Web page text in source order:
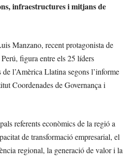
infraestructures i mitjans de
Manzano, recent protagonista de
figura entre els 25 líders
l’Amèrica Llatina segons l’informe
Coordenades de Governança i
referents econòmics de la regió a
de transformació empresarial, el
regional, la generació de valor i la